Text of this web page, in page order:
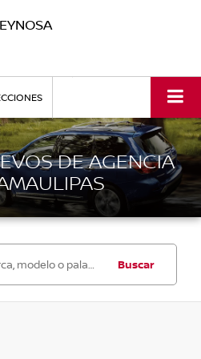
DE AGENCIA
Buscar